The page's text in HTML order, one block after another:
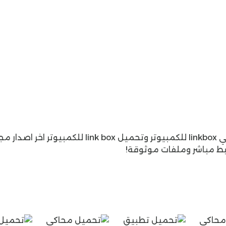
حساب جوجل.
مشاركة الملفات:بإمكانك مشاركة الملفات مع أي شخص
النسخة.
نقل الملفات مع الهاتف:
بإمكانك الآن
مباشر وملفات موثوقة!